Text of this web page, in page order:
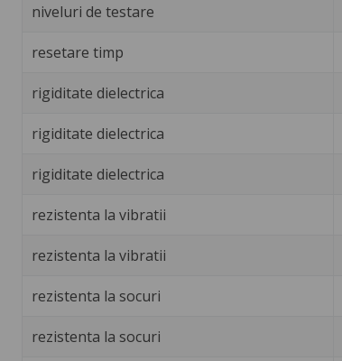
niveluri de testare
resetare timp
rigiditate dielectrica
rigiditate dielectrica
rigiditate dielectrica
rezistenta la vibratii
rezistenta la vibratii
rezistenta la socuri
rezistenta la socuri